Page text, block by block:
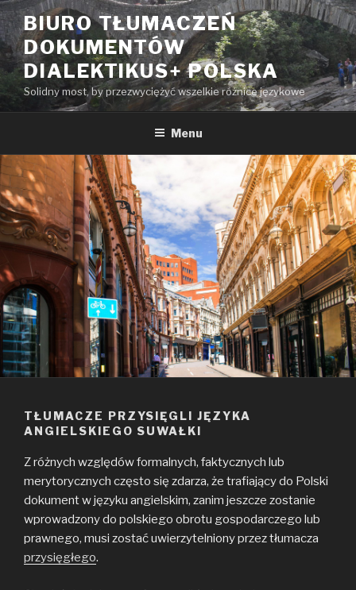
Przeskocz
do
treści
BIURO TŁUMACZEŃ
DOKUMENTÓW
DIALEKTIKUS+ POLSKA
Solidny most, by przezwyciężyć wszelkie różnice językowe
Menu
TŁUMACZE PRZYSIĘGLI JĘZYKA
ANGIELSKIEGO SUWAŁKI
Z różnych względów formalnych, faktycznych lub
merytorycznych często się zdarza, że trafiający do Polski
dokument w języku angielskim, zanim jeszcze zostanie
wprowadzony do polskiego obrotu gospodarczego lub
prawnego, musi zostać uwierzytelniony przez tłumacza
przysięgłego.